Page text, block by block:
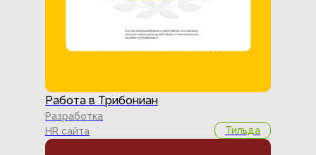
Работа в Трибониан
Разработка
HR сайта
Тильда